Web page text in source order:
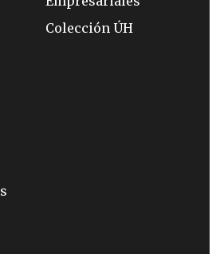
Colección ÚH